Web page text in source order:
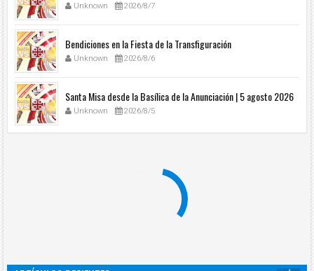
Unknown 2026/8/7
Bendiciones en la Fiesta de la Transfiguración
Unknown 2026/8/6
Santa Misa desde la Basílica de la Anunciación | 5 agosto 2026
Unknown 2026/8/5